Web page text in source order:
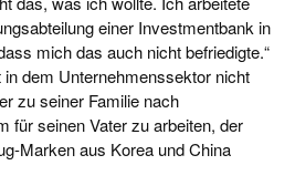
einer Investmentbank in
mich das auch nicht befriedigte.“
dem Unternehmenssektor nicht
zu seiner Familie nach
für seinen Vater zu arbeiten, der
Marken aus Korea und China